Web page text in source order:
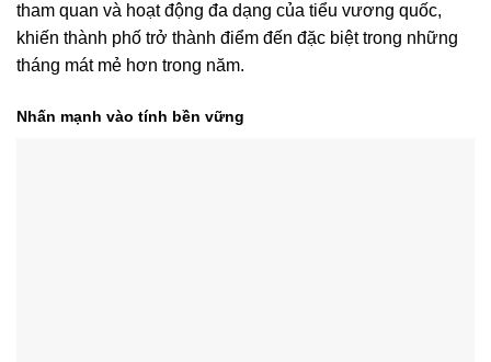
tham quan và hoạt động đa dạng của tiểu vương quốc,
khiến thành phố trở thành điểm đến đặc biệt trong những
tháng mát mẻ hơn trong năm.
Nhấn mạnh vào tính bền vững